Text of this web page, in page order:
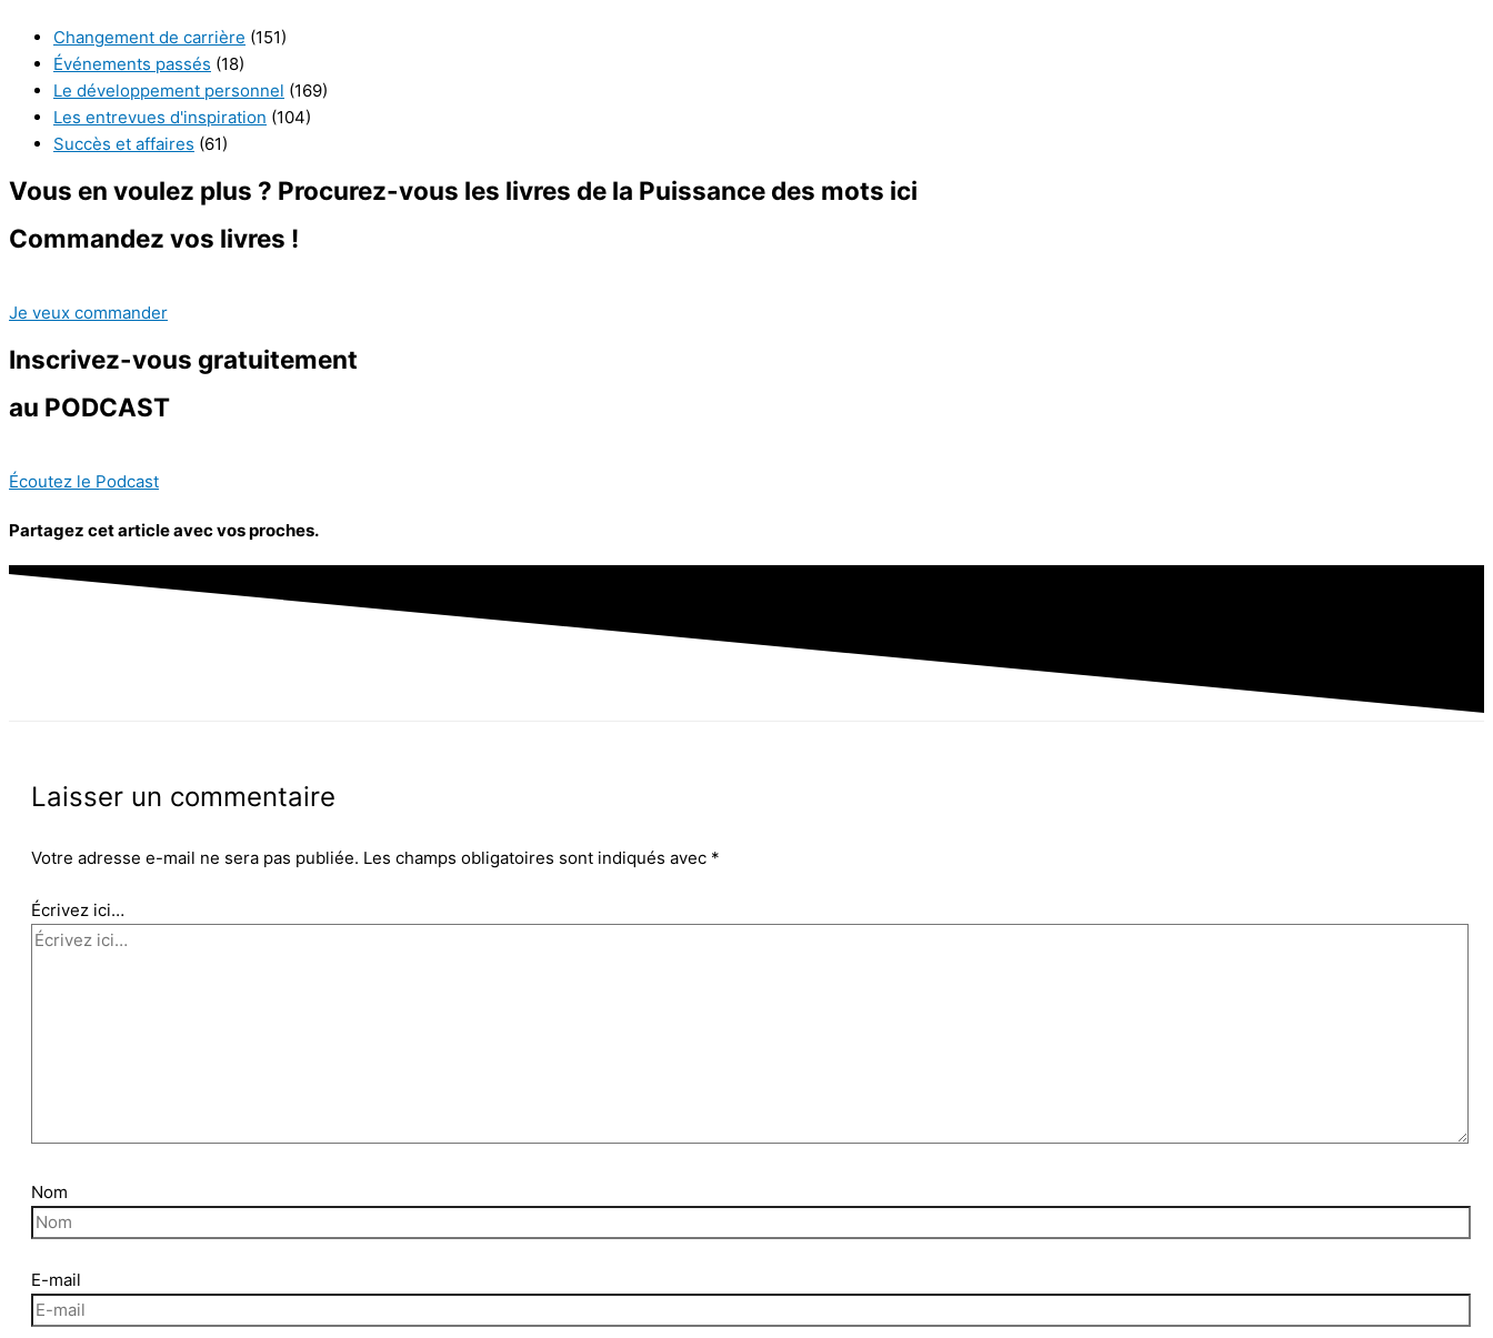
Changement de carrière (151)
Événements passés (18)
Le développement personnel (169)
Les entrevues d'inspiration (104)
Succès et affaires (61)
Vous en voulez plus ? Procurez-vous les livres de la Puissance des mots ici
Commandez vos livres !
Je veux commander
Inscrivez-vous gratuitement
au PODCAST
Écoutez le Podcast
Partagez cet article avec vos proches.
Laisser un commentaire
Votre adresse e-mail ne sera pas publiée. Les champs obligatoires sont indiqués avec *
Écrivez ici…
Nom
E-mail